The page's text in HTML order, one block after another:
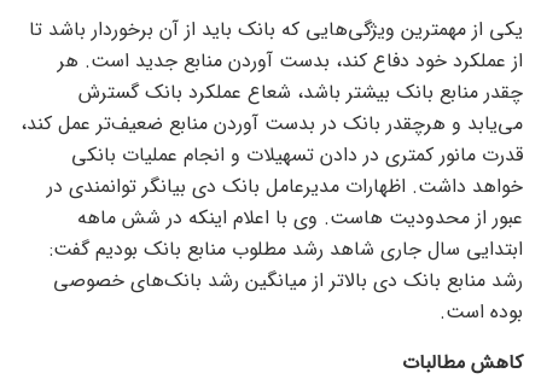
یکی از مهمترین ویژگی‌هایی که بانک باید از آن برخوردار باشد تا
از عملکرد خود دفاع کند، بدست آوردن منابع جدید است. هر
چقدر منابع بانک بیشتر باشد، شعاع عملکرد بانک گسترش
می‌یابد و هرچقدر بانک در بدست آوردن منابع ضعیف‌تر عمل کند،
قدرت مانور کمتری در دادن تسهیلات و انجام عملیات بانکی
خواهد داشت. اظهارات مدیرعامل بانک دی بیانگر توانمندی در
عبور از محدودیت هاست. وی با اعلام اینکه در شش ماهه
ابتدایی سال جاری شاهد رشد مطلوب منابع بانک بودیم گفت:
رشد منابع بانک دی بالاتر از میانگین رشد بانک‌های خصوصی
بوده است.
کاهش مطالبات